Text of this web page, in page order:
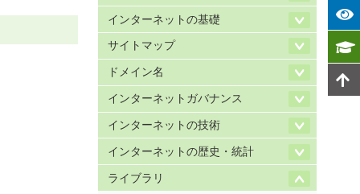
インターネットの基礎
サイトマップ
ドメイン名
インターネットガバナンス
インターネットの技術
インターネットの歴史・統計
ライブラリ